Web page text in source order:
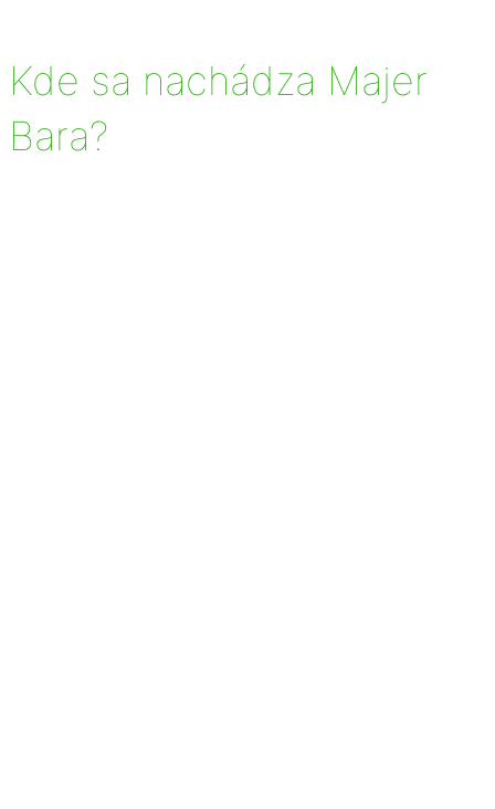
Kde sa nachádza Majer
Bara?